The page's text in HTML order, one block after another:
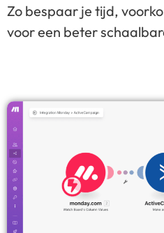
Zo bespaar je tijd,
voor een beter